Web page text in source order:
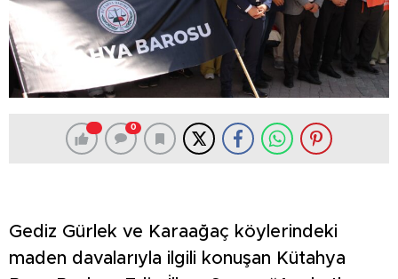
0
Gediz Gürlek ve Karaağaç köylerindeki
maden davalarıyla ilgili konuşan Kütahya